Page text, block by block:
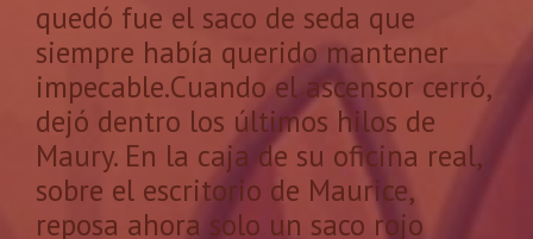
quedó fue el saco de seda que
siempre había querido mantener
impecable.Cuando el ascensor cerró,
dejó dentro los últimos hilos de
Maury. En la caja de su oficina real,
sobre el escritorio de Maurice,
reposa ahora solo un saco rojo